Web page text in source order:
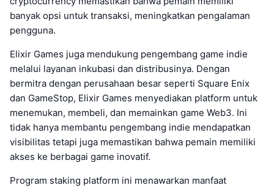
banyak opsi untuk transaksi, meningkatkan pengalaman
pengguna.
Elixir Games juga mendukung pengembang game indie
melalui layanan inkubasi dan distribusinya. Dengan
bermitra dengan perusahaan besar seperti Square Enix
dan GameStop, Elixir Games menyediakan platform untuk
menemukan, membeli, dan memainkan game Web3. Ini
tidak hanya membantu pengembang indie mendapatkan
visibilitas tetapi juga memastikan bahwa pemain memiliki
akses ke berbagai game inovatif.
Program staking platform ini menawarkan manfaat